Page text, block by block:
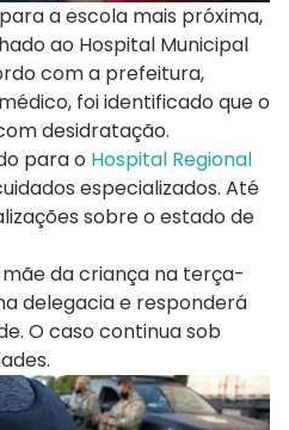
a escola mais próxima,
ao Hospital Municipal
com a prefeitura,
foi identificado que o
desidratação.
para o Hospital Regional
especializados. Até
sobre o estado de
mãe da criança na terça-
delegacia e responderá
O caso continua sob